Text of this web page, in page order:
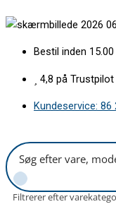
til
Bestil inden
4,8 på Trustpilot
Kundeservice: 86
Filtrerer efter
2000W